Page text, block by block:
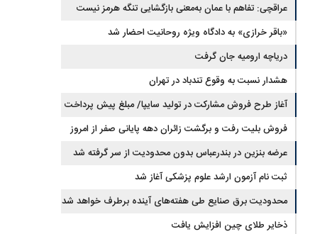
عراقچی: تفاهم با عمان به‌معنی بازگشایی تنگه هرمز نیست
«باقر خرازی» به دادگاه ویژه روحانیت احضار شد
دریاچه ارومیه جان گرفت
هشدار نسبت به وقوع تندباد در تهران
آغاز طرح فروش مشارکت در تولید سایپا/ مبلغ پیش پرداخت
اعلام شد
فروش بلیت رفت و برگشت زائران دهه پایانی صفر از امروز
آغاز شد
عرضه بنزین در بندرعباس بدون محدودیت از سر گرفته شد
ثبت نام آزمون ارشد علوم پزشکی آغاز شد
محدودیت‌ برق صنایع طی هفته‌های آینده برطرف خواهد شد
ذخایر طلای چین افزایش یافت